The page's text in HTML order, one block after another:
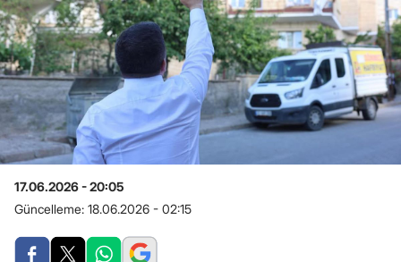
17.06.2026 - 20:05
Güncelleme: 18.06.2026 - 02:15